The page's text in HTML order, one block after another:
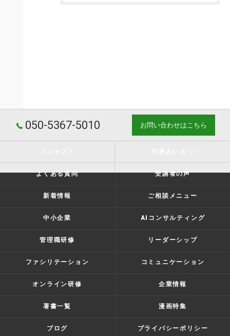
050-5367-5010 お問い合わせはこちら
よくある質問 受講者の声
新着情報 ご相談メニュー
中小企業 AIコンサルティング
管理職研修 リーダーシップ
ファシリテーション コミュニケーション
オンライン研修 企業情報
著書一覧 漫画特集
ブログ プライバシーポリシー